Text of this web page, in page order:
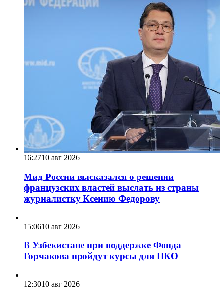
16:2710 авг 2026
Мид России высказался о решении
французских властей выслать из страны
журналистку Ксению Федорову
15:0610 авг 2026
В Узбекистане при поддержке Фонда
Горчакова пройдут курсы для НКО
12:3010 авг 2026